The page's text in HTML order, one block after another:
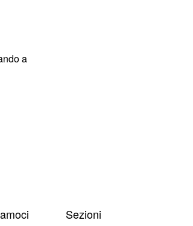
a
Sezioni